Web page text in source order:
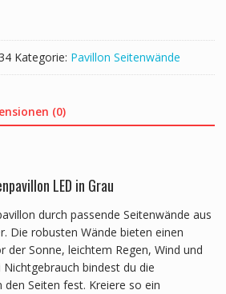
Kategorie: Pavillon Seitenwände
(0)
LED in Grau
durch passende Seitenwände aus
Die robusten Wände bieten einen
der Sonne, leichtem Regen, Wind und
bindest du die
Seiten fest. Kreiere so ein